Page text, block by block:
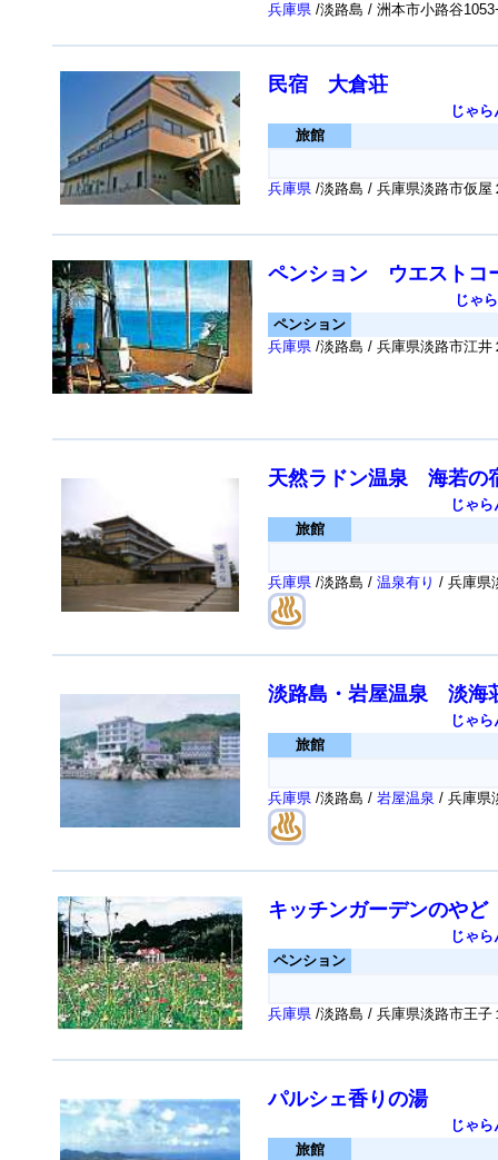
兵庫県 /淡路島 / 洲本市小路谷
民宿 大倉荘
じゃら
旅館
兵庫県 /淡路島 / 兵庫県淡路市仮屋
ペンション ウエストコ
じゃ
ペンション
兵庫県 /淡路島 / 兵庫県淡路市江井
天然ラドン温泉 海若の
じゃら
旅館
兵庫県 /淡路島 / 温泉有り / 兵庫県
淡路島・岩屋温泉 淡海
じゃら
旅館
兵庫県 /淡路島 / 岩屋温泉 / 兵庫県
キッチンガーデンのや
じゃら
ペンション
兵庫県 /淡路島 / 兵庫県淡路市王子
パルシェ香りの湯
じゃら
旅館